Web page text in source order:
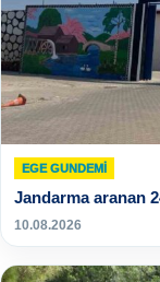
EGE GUNDEMİ
Jandarma aranan
10.08.2026